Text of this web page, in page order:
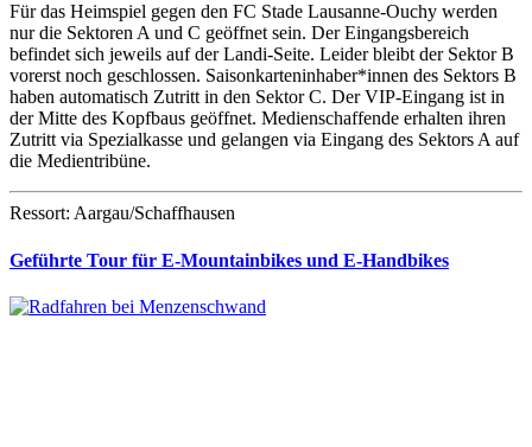
Für das Heimspiel gegen den FC Stade Lausanne-Ouchy werden
nur die Sektoren A und C geöffnet sein. Der Eingangsbereich
befindet sich jeweils auf der Landi-Seite. Leider bleibt der Sektor B
vorerst noch geschlossen. Saisonkarteninhaber*innen des Sektors B
haben automatisch Zutritt in den Sektor C. Der VIP-Eingang ist in
der Mitte des Kopfbaus geöffnet. Medienschaffende erhalten ihren
Zutritt via Spezialkasse und gelangen via Eingang des Sektors A auf
die Medientribüne.
Ressort: Aargau/Schaffhausen
Geführte Tour für E-Mountainbikes und E-Handbikes